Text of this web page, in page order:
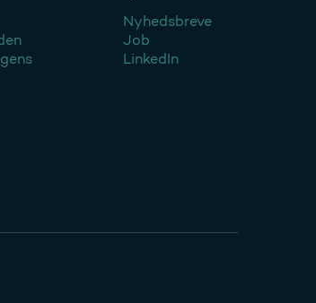
Nyhedsbreve
Job
LinkedIn